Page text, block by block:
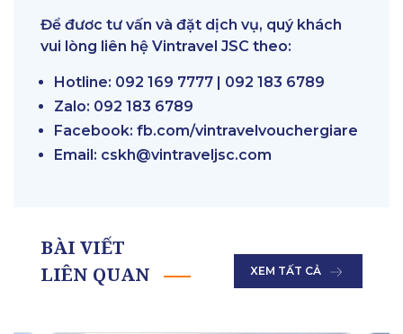
Để đươc tư vấn và đặt dịch vụ, quý khách
vui lòng liên hệ Vintravel JSC theo:
Hotline: 092 169 7777 | 092 183 6789
Zalo: 092 183 6789
Facebook: fb.com/vintravelvouchergiare
Email: cskh@vintraveljsc.com
BÀI VIẾT
LIÊN QUAN
XEM TẤT CẢ